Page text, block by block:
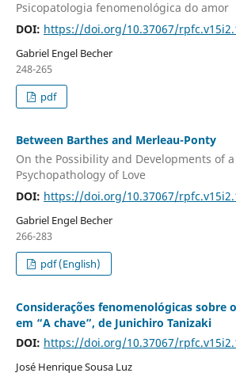
Psicopatologia fenomenológica do amor
DOI: https://doi.org/10.37067/
Gabriel Engel Becher
248-265
pdf
Between Barthes and Merleau-Ponty
On the Possibility and Developments of
Psychopathology of Love
DOI: https://doi.org/10.37067/
Gabriel Engel Becher
266-283
pdf (English)
Considerações fenomenológicas sobre
em “A chave”, de Junichiro Tanizaki
DOI: https://doi.org/10.37067/
José Henrique Sousa Luz